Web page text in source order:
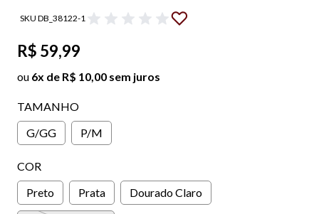
SKU DB_38122-1
R$ 59,99
ou 6x de R$ 10,00 sem juros
TAMANHO
G/GG
P/M
COR
Preto
Prata Dourado Claro